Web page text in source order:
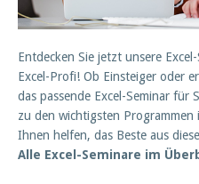
Entdecken Sie jetzt unsere
Excel-Profi! Ob Einsteiger oder
das passende Excel-Seminar für
zu den wichtigsten
Ihnen helfen, das Beste aus
Alle Excel-Seminare im